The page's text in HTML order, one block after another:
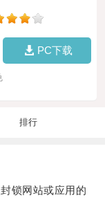
PC下载
排行
锁网站或应用的